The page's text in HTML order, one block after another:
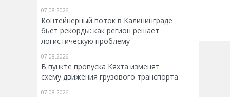
07.08.2026
Контейнерный поток в Калининграде
бьет рекорды: как регион решает
логистическую проблему
07.08.2026
В пункте пропуска Кяхта изменят
схему движения грузового транспорта
07.08.2026